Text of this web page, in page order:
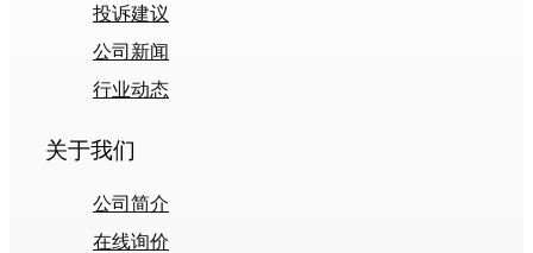
投诉建议
公司新闻
行业动态
关于我们
公司简介
在线询价